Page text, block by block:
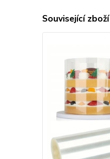
Související zboží